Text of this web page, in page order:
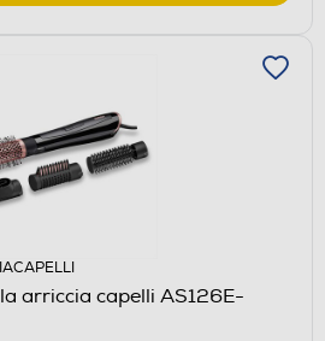
arriccia capelli AS126E-